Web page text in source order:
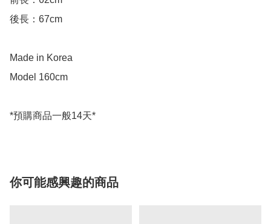
後長：67cm
Made in Korea
Model 160cm
*預購商品一般14天*
你可能感興趣的商品